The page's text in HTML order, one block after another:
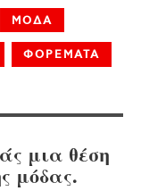
ΜΟΔΑ
ΦΟΡΕΜΑΤΑ
μια θέση
μόδας.